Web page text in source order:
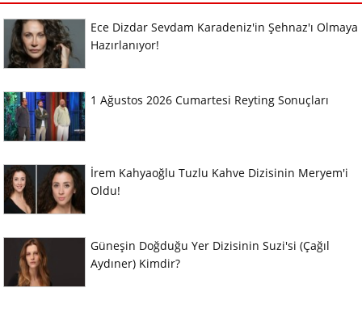
Ece Dizdar Sevdam Karadeniz'in Şehnaz'ı Olmaya
Hazırlanıyor!
1 Ağustos 2026 Cumartesi Reyting Sonuçları
İrem Kahyaoğlu Tuzlu Kahve Dizisinin Meryem'i
Oldu!
Güneşin Doğduğu Yer Dizisinin Suzi'si (Çağıl
Aydıner) Kimdir?